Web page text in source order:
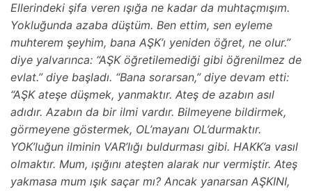
Ellerindeki şifa veren ışığa ne kadar da muhtaçmışım.
Yokluğunda azaba düştüm. Ben ettim, sen eyleme
muhterem şeyhim, bana AŞK’ı yeniden öğret, ne olur.”
diye yalvarınca: “AŞK öğretilemediği gibi öğrenilmez de
evlat.” diye başladı. “Bana sorarsan,” diye devam etti:
“AŞK ateşe düşmek, yanmaktır. Ateş de azabın asıl
adıdır. Azabın da bir ilmi vardır. Bilmeyene bildirmek,
görmeyene göstermek, OL’mayanı OL’durmaktır.
YOK’luğun ilminin VAR’lığı buldurması gibi. HAKK’a vasıl
olmaktır. Mum, ışığını ateşten alarak nur vermiştir. Ateş
yakmasa mum ışık saçar mı? Ancak yanarsan AŞKINI,